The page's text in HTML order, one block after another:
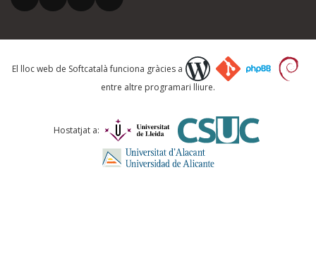
Què proposeu?
Comentari *
El lloc web de Softcatalà funciona gràcies a
entre altre programari lliure.
Hostatjat a: